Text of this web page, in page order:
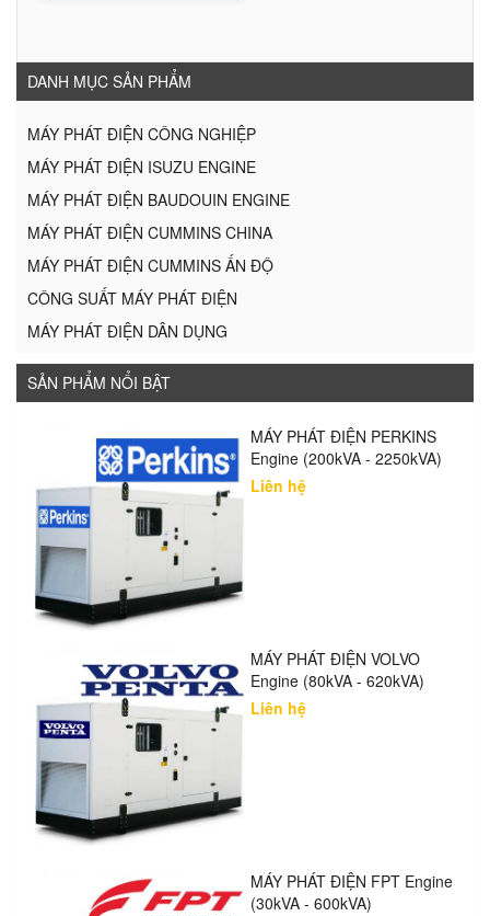
DANH MỤC SẢN PHẨM
MÁY PHÁT ĐIỆN CÔNG NGHIỆP
MÁY PHÁT ĐIỆN ISUZU ENGINE
MÁY PHÁT ĐIỆN BAUDOUIN ENGINE
MÁY PHÁT ĐIỆN CUMMINS CHINA
MÁY PHÁT ĐIỆN CUMMINS ẤN ĐỘ
CÔNG SUẤT MÁY PHÁT ĐIỆN
MÁY PHÁT ĐIỆN DÂN DỤNG
SẢN PHẨM NỔI BẬT
MÁY PHÁT ĐIỆN PERKINS
Engine (200kVA - 2250kVA)
Liên hệ
MÁY PHÁT ĐIỆN VOLVO
Engine (80kVA - 620kVA)
Liên hệ
MÁY PHÁT ĐIỆN FPT Engine
(30kVA - 600kVA)